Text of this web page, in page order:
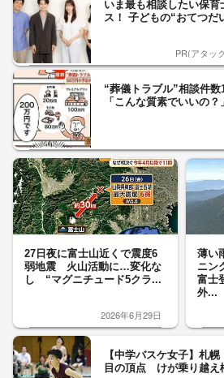
いま最も相談したい保
ス！ 子どもの“おてつだ
PR(アタッ
“葬儀トラブル”相談件
「こんな質素でいいの
27日夜に富士山近くで震度6
弱地震 火山活動に…変化な
し “マグニチュード5クラ...
2026年6月29日
薄い
ニン
富士
外...
【中学バスケ女子】札
目の頂点 けが乗り越え